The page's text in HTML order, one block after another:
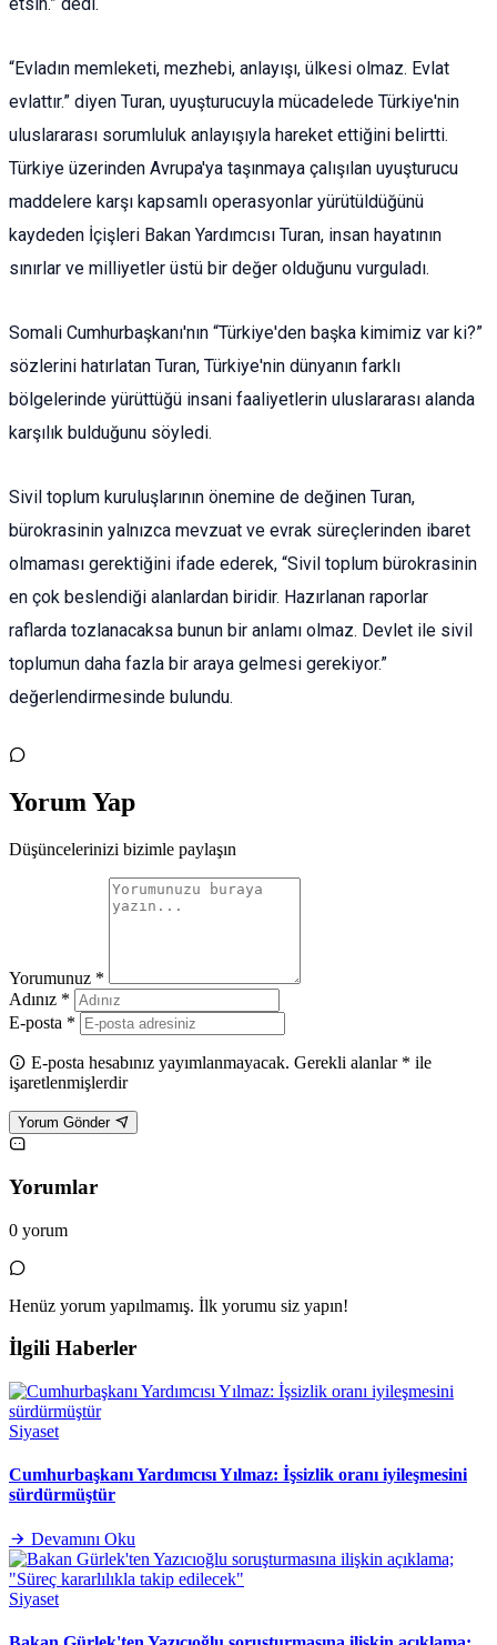
etsin.” dedi.
“Evladın memleketi, mezhebi, anlayışı, ülkesi olmaz. Evlat
evlattır.” diyen Turan, uyuşturucuyla mücadelede Türkiye'nin
uluslararası sorumluluk anlayışıyla hareket ettiğini belirtti.
Türkiye üzerinden Avrupa'ya taşınmaya çalışılan uyuşturucu
maddelere karşı kapsamlı operasyonlar yürütüldüğünü
kaydeden İçişleri Bakan Yardımcısı Turan, insan hayatının
sınırlar ve milliyetler üstü bir değer olduğunu vurguladı.
Somali Cumhurbaşkanı'nın “Türkiye'den başka kimimiz var ki?”
sözlerini hatırlatan Turan, Türkiye'nin dünyanın farklı
bölgelerinde yürüttüğü insani faaliyetlerin uluslararası alanda
karşılık bulduğunu söyledi.
Sivil toplum kuruluşlarının önemine de değinen Turan,
bürokrasinin yalnızca mevzuat ve evrak süreçlerinden ibaret
olmaması gerektiğini ifade ederek, “Sivil toplum bürokrasinin
en çok beslendiği alanlardan biridir. Hazırlanan raporlar
raflarda tozlanacaksa bunun bir anlamı olmaz. Devlet ile sivil
toplumun daha fazla bir araya gelmesi gerekiyor.”
değerlendirmesinde bulundu.
Yorum Yap
Düşüncelerinizi bizimle paylaşın
Yorumunuz *
Adınız *
E-posta *
E-posta hesabınız yayımlanmayacak. Gerekli alanlar * ile
işaretlenmişlerdir
Yorum Gönder
Yorumlar
0 yorum
Henüz yorum yapılmamış. İlk yorumu siz yapın!
İlgili Haberler
Siyaset
Cumhurbaşkanı Yardımcısı Yılmaz: İşsizlik oranı iyileşmesini
sürdürmüştür
Devamını Oku
Siyaset